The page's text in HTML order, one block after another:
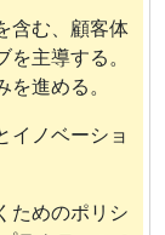
含む、顧客体
主導する。
進める。
イノベーショ
ためのポリシ